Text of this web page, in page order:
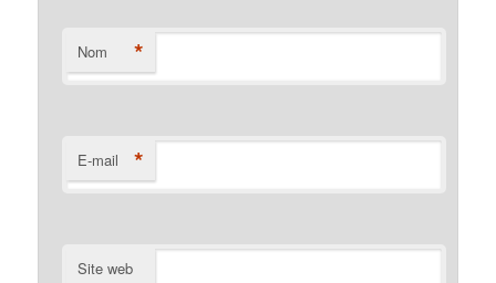
Nom *
E-mail *
Site web